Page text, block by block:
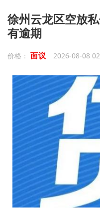
徐州云龙区空放
有逾期
价格： 面议 2026-08-08